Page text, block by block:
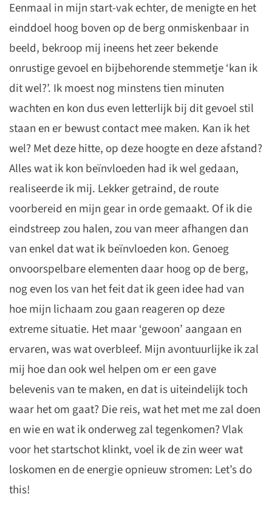
Eenmaal in mijn start-vak echter, de menigte en het
einddoel hoog boven op de berg onmiskenbaar in
beeld, bekroop mij ineens het zeer bekende
onrustige gevoel en bijbehorende stemmetje ‘kan ik
dit wel?’. Ik moest nog minstens tien minuten
wachten en kon dus even letterlijk bij dit gevoel stil
staan en er bewust contact mee maken. Kan ik het
wel? Met deze hitte, op deze hoogte en deze afstand?
Alles wat ik kon beïnvloeden had ik wel gedaan,
realiseerde ik mij. Lekker getraind, de route
voorbereid en mijn gear in orde gemaakt. Of ik die
eindstreep zou halen, zou van meer afhangen dan
van enkel dat wat ik beïnvloeden kon. Genoeg
onvoorspelbare elementen daar hoog op de berg,
nog even los van het feit dat ik geen idee had van
hoe mijn lichaam zou gaan reageren op deze
extreme situatie. Het maar ‘gewoon’ aangaan en
ervaren, was wat overbleef. Mijn avontuurlijke ik zal
mij hoe dan ook wel helpen om er een gave
belevenis van te maken, en dat is uiteindelijk toch
waar het om gaat? Die reis, wat het met me zal doen
en wie en wat ik onderweg zal tegenkomen? Vlak
voor het startschot klinkt, voel ik de zin weer wat
loskomen en de energie opnieuw stromen: Let’s do
this!